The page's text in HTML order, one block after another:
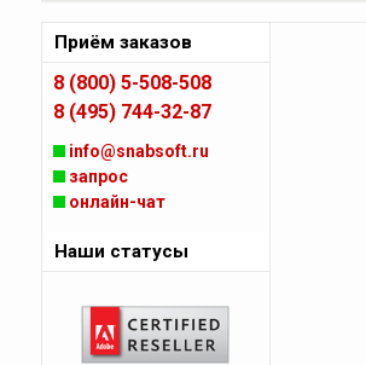
Приём заказов
8 (800) 5-508-508
8 (495) 744-32-87
info@snabsoft.ru
запрос
онлайн-чат
Наши статусы